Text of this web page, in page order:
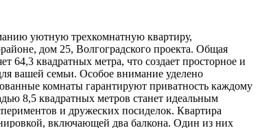
уютную трехкомнатную квартиру,
дом 25, Волгоградского проекта. Общая
64,3 квадратных метра, что создает просторное и
вашей семьи. Особое внимание уделено
комнаты гарантируют приватность каждому
8,5 квадратных метров станет идеальным
и дружеских посиделок. Квартира
включающей два балкона. Один из них